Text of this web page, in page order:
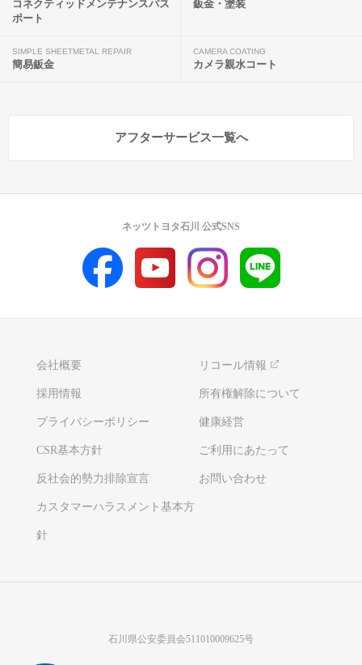
コネクティッドメンテナンスパス
ポート
鈑金・塗装
SIMPLE SHEETMETAL REPAIR
簡易鈑金
CAMERA COATING
カメラ親水コート
アフターサービス一覧へ
会社概要 リコール情報
採用情報 所有権解除について
プライバシーポリシー 健康経営
CSR基本方針 ご利用にあたって
反社会的勢力排除宣言 お問い合わせ
カスタマーハラスメント基本方
針
ネッツトヨタ石川 公式SNS
石川県公安委員会511010009625号